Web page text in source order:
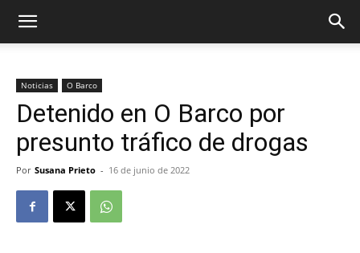
Noticias O Barco
Detenido en O Barco por
presunto tráfico de drogas
Por Susana Prieto - 16 de junio de 2022